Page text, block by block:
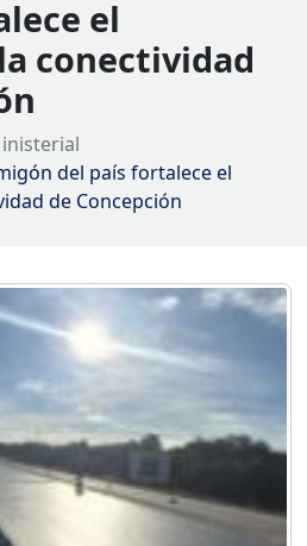
el
conectividad
del país fortalece el
de Concepción